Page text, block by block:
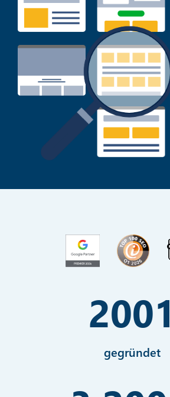
2001
gegründet